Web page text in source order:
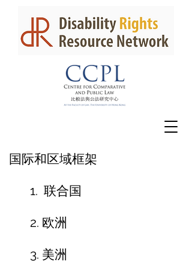
国际和区域框架
1. 联合国
2. 欧洲
3. 美洲